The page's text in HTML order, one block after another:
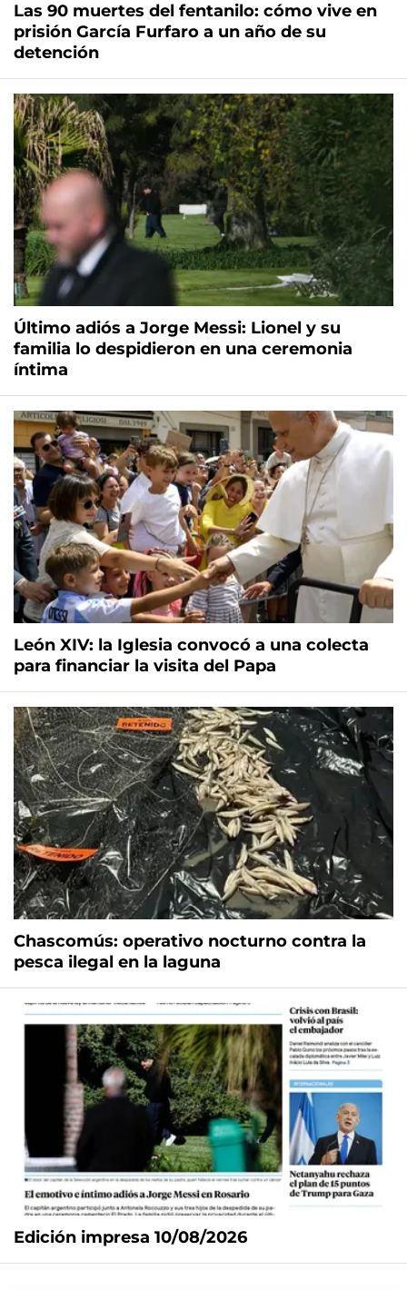
Las 90 muertes del fentanilo: cómo vive en
prisión García Furfaro a un año de su
detención
Último adiós a Jorge Messi: Lionel y su
familia lo despidieron en una ceremonia
íntima
León XIV: la Iglesia convocó a una colecta
para financiar la visita del Papa
Chascomús: operativo nocturno contra la
pesca ilegal en la laguna
Edición impresa 10/08/2026